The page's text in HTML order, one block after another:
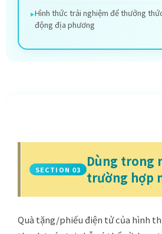
Hình thức trải nghiệm để thưởng
động địa phương
SECTION 03
Dùng trong
trường hợp
Quà tặng/phiếu điện tử của hình